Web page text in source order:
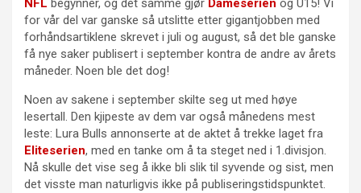
NFL begynner, og det samme gjør Dameserien og U15! Vi
for vår del var ganske så utslitte etter gigantjobben med
forhåndsartiklene skrevet i juli og august, så det ble ganske
få nye saker publisert i september kontra de andre av årets
måneder. Noen ble det dog!
Noen av sakene i september skilte seg ut med høye
lesertall. Den kjipeste av dem var også månedens mest
leste: Lura Bulls annonserte at de aktet å trekke laget fra
Eliteserien, med en tanke om å ta steget ned i 1.divisjon.
Nå skulle det vise seg å ikke bli slik til syvende og sist, men
det visste man naturligvis ikke på publiseringstidspunktet.